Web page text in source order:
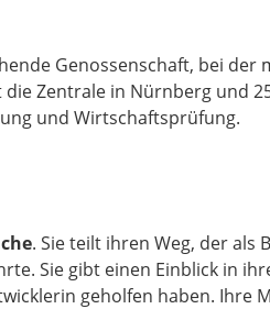
Genossenschaft, bei der
Zentrale in Nürnberg und
und Wirtschaftsprüfung.
. Sie teilt ihren Weg, der als
Sie gibt einen Einblick in
geholfen haben. Ihre